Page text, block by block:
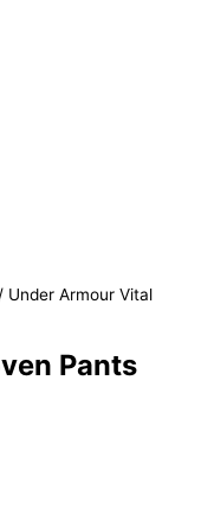
Under Armour Vital
Pants